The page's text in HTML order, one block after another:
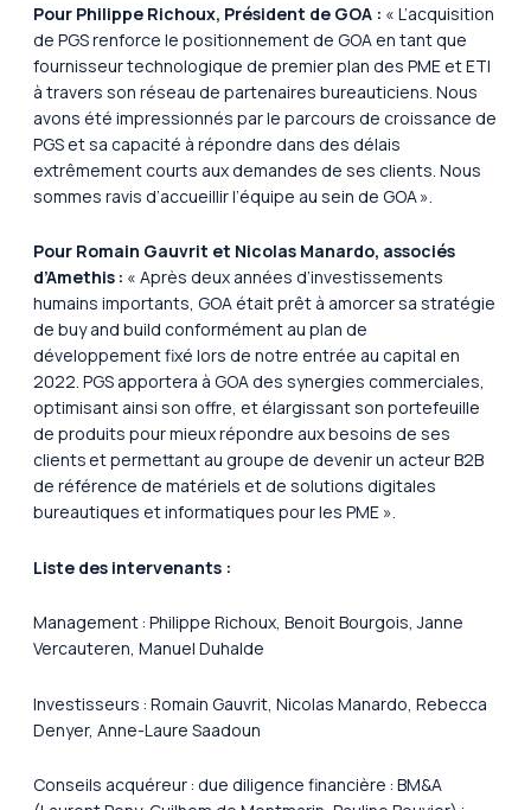
Pour Philippe Richoux, Président de GOA : « L’acquisition
de PGS renforce le positionnement de GOA en tant que
fournisseur technologique de premier plan des PME et ETI
à travers son réseau de partenaires bureauticiens. Nous
avons été impressionnés par le parcours de croissance de
PGS et sa capacité à répondre dans des délais
extrêmement courts aux demandes de ses clients. Nous
sommes ravis d’accueillir l’équipe au sein de GOA ».
Pour Romain Gauvrit et Nicolas Manardo, associés
d’Amethis : « Après deux années d’investissements
humains importants, GOA était prêt à amorcer sa stratégie
de buy and build conformément au plan de
développement fixé lors de notre entrée au capital en
2022. PGS apportera à GOA des synergies commerciales,
optimisant ainsi son offre, et élargissant son portefeuille
de produits pour mieux répondre aux besoins de ses
clients et permettant au groupe de devenir un acteur B2B
de référence de matériels et de solutions digitales
bureautiques et informatiques pour les PME ».
Liste des intervenants :
Management : Philippe Richoux, Benoit Bourgois, Janne
Vercauteren, Manuel Duhalde
Investisseurs : Romain Gauvrit, Nicolas Manardo, Rebecca
Denyer, Anne-Laure Saadoun
Conseils acquéreur : due diligence financière : BM&A